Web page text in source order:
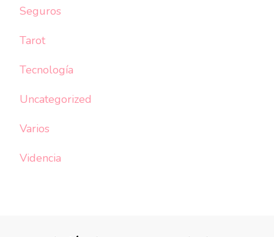
Seguros
Tarot
Tecnología
Uncategorized
Varios
Videncia